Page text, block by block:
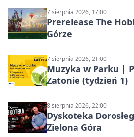
7 sierpnia 2026, 17:00
Prerelease The
Górze
7 sierpnia 2026, 21:00
Muzyka w Parku |
Zatonie (tydzień 1)
8 sierpnia 2026, 22:00
Dyskoteka
Zielona Góra